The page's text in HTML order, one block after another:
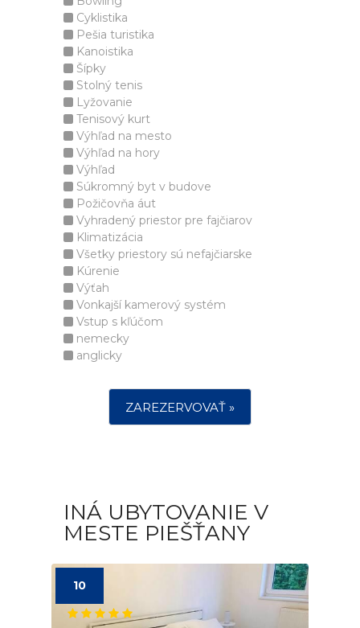
Cyklistika
Pešia turistika
Kanoistika
Šípky
Stolný tenis
Lyžovanie
Tenisový kurt
Výhľad na mesto
Výhľad na hory
Výhľad
Súkromný byt v budove
Požičovňa áut
Vyhradený priestor pre fajčiarov
Klimatizácia
Všetky priestory sú nefajčiarske
Kúrenie
Výťah
Vonkajší kamerový systém
Vstup s kľúčom
nemecky
anglicky
ZAREZERVOVAŤ »
INÁ UBYTOVANIE V
MESTE PIEŠŤANY
10